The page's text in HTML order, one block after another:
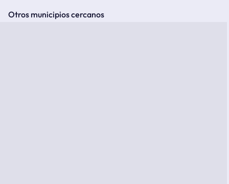
Otros municipios cercanos